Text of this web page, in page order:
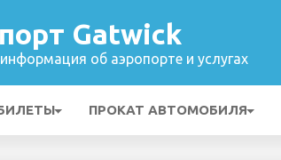
Gatwick
об аэропорте и услугах
ПРОКАТ АВТОМОБИЛЯ